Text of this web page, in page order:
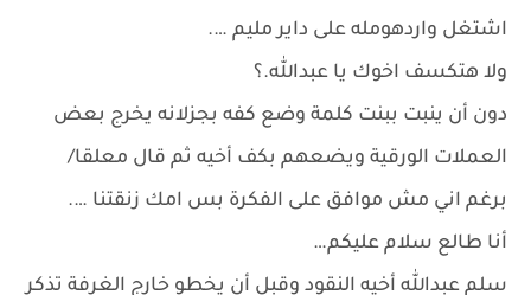
اشتغل واردهومله على داير مليم ….
ولا هتكسف اخوك يا عبدالله.؟
دون أن ينبت ببنت كلمة وضع كفه بجزلانه يخرج بعض
العملات الورقية ويضعهم بكف أخيه ثم قال معلقا/
برغم اني مش موافق على الفكرة بس امك زنقتنا ….
أنا طالع سلام عليكم…
سلم عبدالله أخيه النقود وقبل أن يخطو خارج الغرفة تذكر